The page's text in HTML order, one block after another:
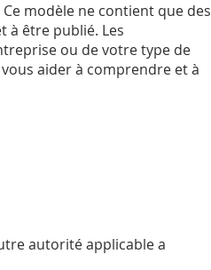
modèle ne contient que des
à être publié. Les
ou de votre type de
aider à comprendre et à
autorité applicable a